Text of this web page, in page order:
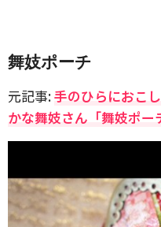
舞妓ポーチ
元記事:手のひらにおこ
かな舞妓さん「舞妓ポー